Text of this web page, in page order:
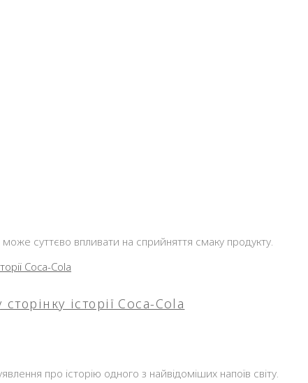
суттєво впливати на сприйняття смаку продукту.
історії Coca-Cola
про історію одного з найвідоміших напоїв світу.